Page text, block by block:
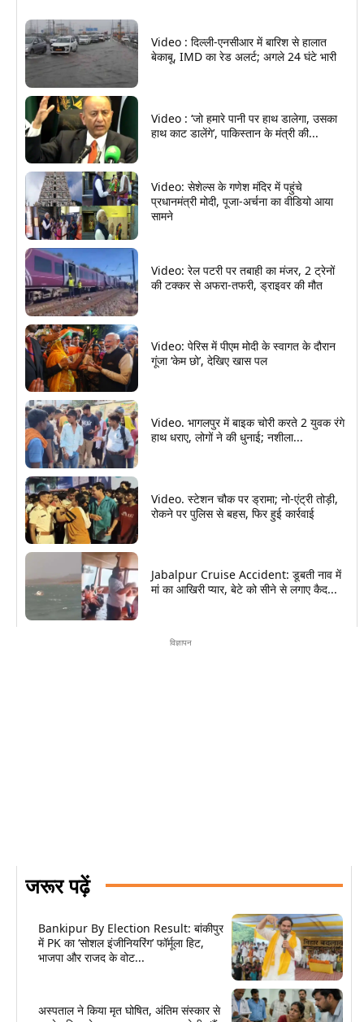
Video : दिल्ली-एनसीआर में बारिश से हालात
बेकाबू, IMD का रेड अलर्ट; अगले 24 घंटे भारी
Video : ‘जो हमारे पानी पर हाथ डालेगा, उसका
हाथ काट डालेंगे’, पाकिस्तान के मंत्री की...
Video: सेशेल्स के गणेश मंदिर में पहुंचे
प्रधानमंत्री मोदी, पूजा-अर्चना का वीडियो आया
सामने
Video: रेल पटरी पर तबाही का मंजर, 2 ट्रेनों
की टक्कर से अफरा-तफरी, ड्राइवर की मौत
Video: पेरिस में पीएम मोदी के स्वागत के दौरान
गूंजा ‘केम छो’, देखिए खास पल
Video. भागलपुर में बाइक चोरी करते 2 युवक रंगे
हाथ धराए, लोगों ने की धुनाई; नशीला...
Video. स्टेशन चौक पर ड्रामा; नो-एंट्री तोड़ी,
रोकने पर पुलिस से बहस, फिर हुई कार्रवाई
Jabalpur Cruise Accident: डूबती नाव में
मां का आखिरी प्यार, बेटे को सीने से लगाए कैद...
विज्ञापन
जरूर पढ़ें
Bankipur By Election Result: बांकीपुर
में PK का ‘सोशल इंजीनियरिंग’ फॉर्मूला हिट,
भाजपा और राजद के वोट...
अस्पताल ने किया मृत घोषित, अंतिम संस्कार से